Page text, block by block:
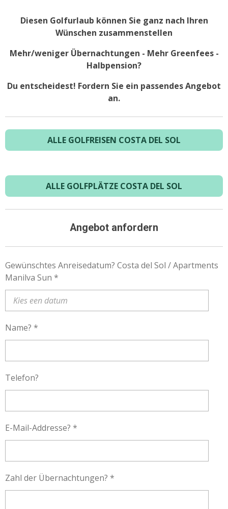
Diesen Golfurlaub können Sie ganz nach Ihren
Wünschen zusammenstellen
Mehr/weniger Übernachtungen - Mehr Greenfees -
Halbpension?
Du entscheidest! Fordern Sie ein passendes Angebot
an.
ALLE GOLFREISEN COSTA DEL SOL
ALLE GOLFPLÄTZE COSTA DEL SOL
Angebot anfordern
Gewünschtes Anreisedatum? Costa del Sol / Apartments
Manilva Sun *
Name? *
Telefon?
E-Mail-Addresse? *
Zahl der Übernachtungen? *